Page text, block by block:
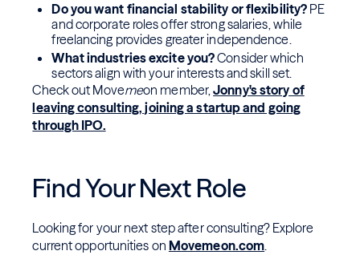
Do you want financial stability or flexibility? PE
and corporate roles offer strong salaries, while
freelancing provides greater independence.
What industries excite you?Consider which
sectors align with your interests and skill set.
Check out Movemeon member,Jonny's story of
leaving consulting, joining a startup and going
through IPO.
Find Your Next Role
Looking for your next step after consulting? Explore
current opportunities on Movemeon.com.